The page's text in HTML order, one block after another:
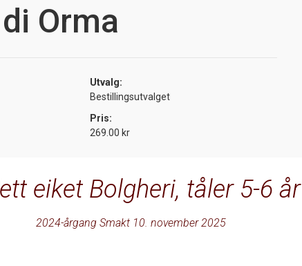
Orma
Utvalg:
Bestillingsutvalget
Pris:
269.00 kr
eiket Bolgheri, tåler 5-6 år
2024-årgang Smakt 10. november 2025